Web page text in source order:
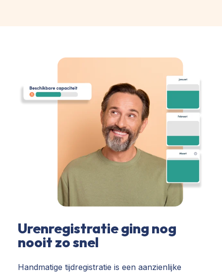
Urenregistratie ging nog
nooit zo snel
Handmatige tijdregistratie is een aanzienlijke